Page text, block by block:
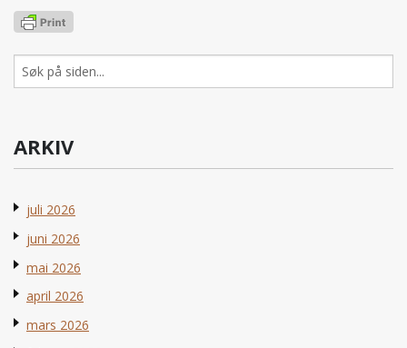
Søk
ARKIV
juli 2026
juni 2026
mai 2026
april 2026
mars 2026